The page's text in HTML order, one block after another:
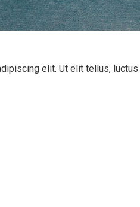
elit. Ut elit tellus,